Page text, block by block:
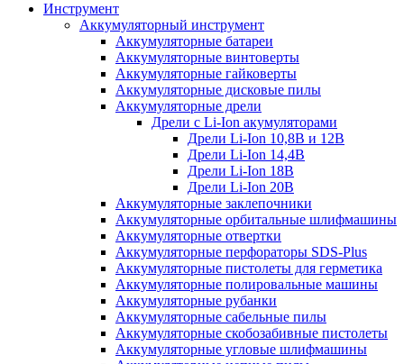
Инструмент
Аккумуляторный инструмент
Аккумуляторные батареи
Аккумуляторные винтоверты
Аккумуляторные гайковерты
Аккумуляторные дисковые пилы
Аккумуляторные дрели
Дрели с Li-Ion акумуляторами
Дрели Li-Ion 10,8В и 12В
Дрели Li-Ion 14,4В
Дрели Li-Ion 18В
Дрели Li-Ion 20В
Аккумуляторные заклепочники
Аккумуляторные орбитальные шлифмашины
Аккумуляторные отвертки
Аккумуляторные перфораторы SDS-Plus
Аккумуляторные пистолеты для герметика
Аккумуляторные полировальные машины
Аккумуляторные рубанки
Аккумуляторные сабельные пилы
Аккумуляторные скобозабивные пистолеты
Аккумуляторные угловые шлифмашины